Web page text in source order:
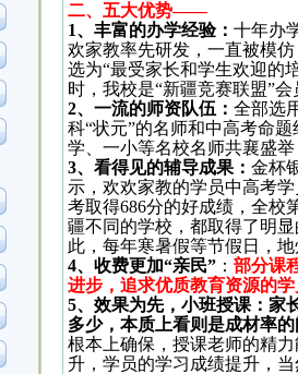
二、五大优势——
1、丰富的办学经验： 十年办
欢家教率先研发，一直被模仿
选为“最受家长和学生欢迎的
时，我校是“新疆竞赛联盟”
2、一流的师资队伍： 全部选
科“状元”的名师和中高考命
学、一小等名校名师共襄盛
3、看得见的辅导成果： 金杯
示，欢欢家教的学员中高考
考取得686分的好成绩，全校
疆不同的学校，都取得了明
此，每年寒暑假等节假日，地
4、收费更加“亲民” ： 部分课
进步，追求优质教育资源的学
5、效果为先，小班授课：家
多少，本质上看则是成材率的
根本上确保，授课老师的精
升，学员的学习成绩提升，